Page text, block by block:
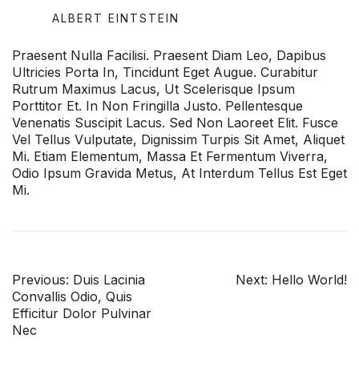
ALBERT EINTSTEIN
Praesent Nulla Facilisi. Praesent Diam Leo, Dapibus
Ultricies Porta In, Tincidunt Eget Augue. Curabitur
Rutrum Maximus Lacus, Ut Scelerisque Ipsum
Porttitor Et. In Non Fringilla Justo. Pellentesque
Venenatis Suscipit Lacus. Sed Non Laoreet Elit. Fusce
Vel Tellus Vulputate, Dignissim Turpis Sit Amet, Aliquet
Mi. Etiam Elementum, Massa Et Fermentum Viverra,
Odio Ipsum Gravida Metus, At Interdum Tellus Est Eget
Mi.
POST
NAVIGATION
Previous: Duis Lacinia
Convallis Odio, Quis
Efficitur Dolor Pulvinar
Nec
Next: Hello World!